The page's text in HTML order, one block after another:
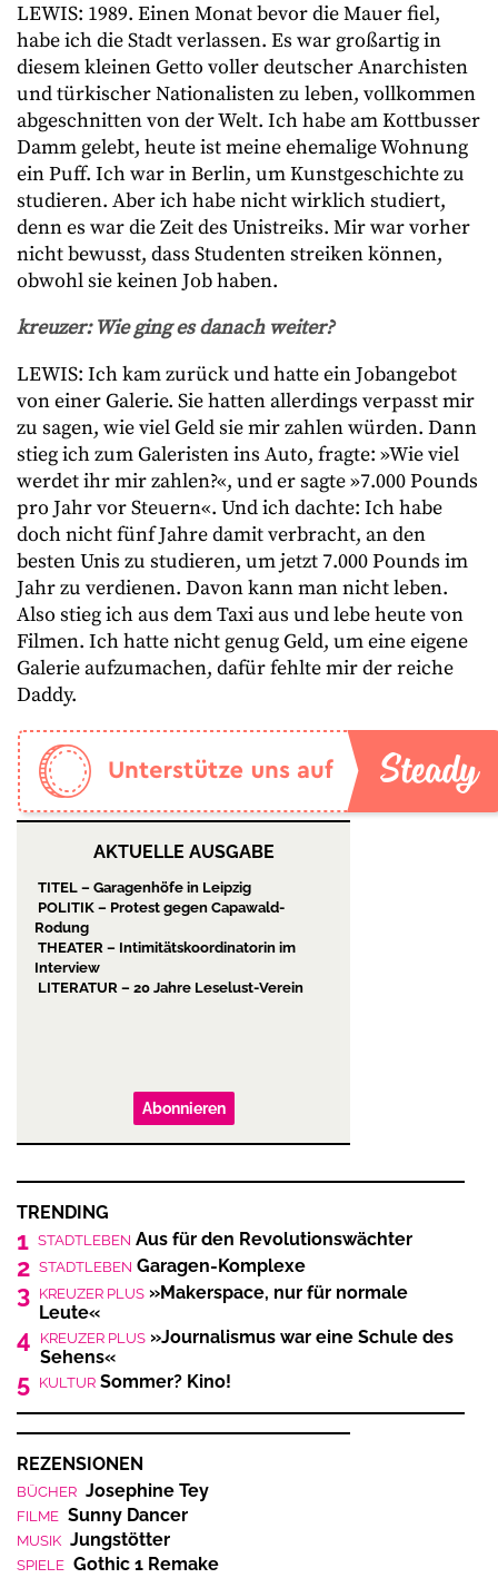
LEWIS: 1989. Einen Monat bevor die Mauer fiel,
habe ich die Stadt verlassen. Es war großartig in
diesem kleinen Getto voller deutscher Anarchisten
und türkischer Nationalisten zu leben, vollkommen
abgeschnitten von der Welt. Ich habe am Kottbusser
Damm gelebt, heute ist meine ehemalige Wohnung
ein Puff. Ich war in Berlin, um Kunstgeschichte zu
studieren. Aber ich habe nicht wirklich studiert,
denn es war die Zeit des Unistreiks. Mir war vorher
nicht bewusst, dass Studenten streiken können,
obwohl sie keinen Job haben.
kreuzer: Wie ging es danach weiter?
LEWIS: Ich kam zurück und hatte ein Jobangebot
von einer Galerie. Sie hatten allerdings verpasst mir
zu sagen, wie viel Geld sie mir zahlen würden. Dann
stieg ich zum Galeristen ins Auto, fragte: »Wie viel
werdet ihr mir zahlen?«, und er sagte »7.000 Pounds
pro Jahr vor Steuern«. Und ich dachte: Ich habe
doch nicht fünf Jahre damit verbracht, an den
besten Unis zu studieren, um jetzt 7.000 Pounds im
Jahr zu verdienen. Davon kann man nicht leben.
Also stieg ich aus dem Taxi aus und lebe heute von
Filmen. Ich hatte nicht genug Geld, um eine eigene
Galerie aufzumachen, dafür fehlte mir der reiche
Daddy.
AKTUELLE AUSGABE
TITEL – Garagenhöfe in Leipzig
POLITIK – Protest gegen Capawald-
Rodung
THEATER – Intimitätskoordinatorin im
Interview
LITERATUR – 20 Jahre Leselust-Verein
Abonnieren
TRENDING
1 STADTLEBEN Aus für den Revolutionswächter
2 STADTLEBEN Garagen-Komplexe
3 KREUZER PLUS »Makerspace, nur für normale
Leute«
4 KREUZER PLUS »Journalismus war eine Schule des
Sehens«
5 KULTUR Sommer? Kino!
REZENSIONEN
BÜCHER Josephine Tey
FILME Sunny Dancer
MUSIK Jungstötter
SPIELE Gothic 1 Remake